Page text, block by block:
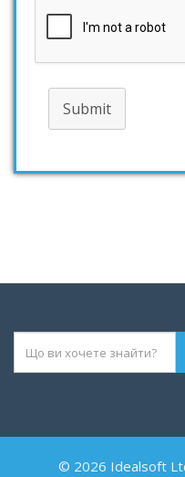
Submit
© 2026 Idealsoft